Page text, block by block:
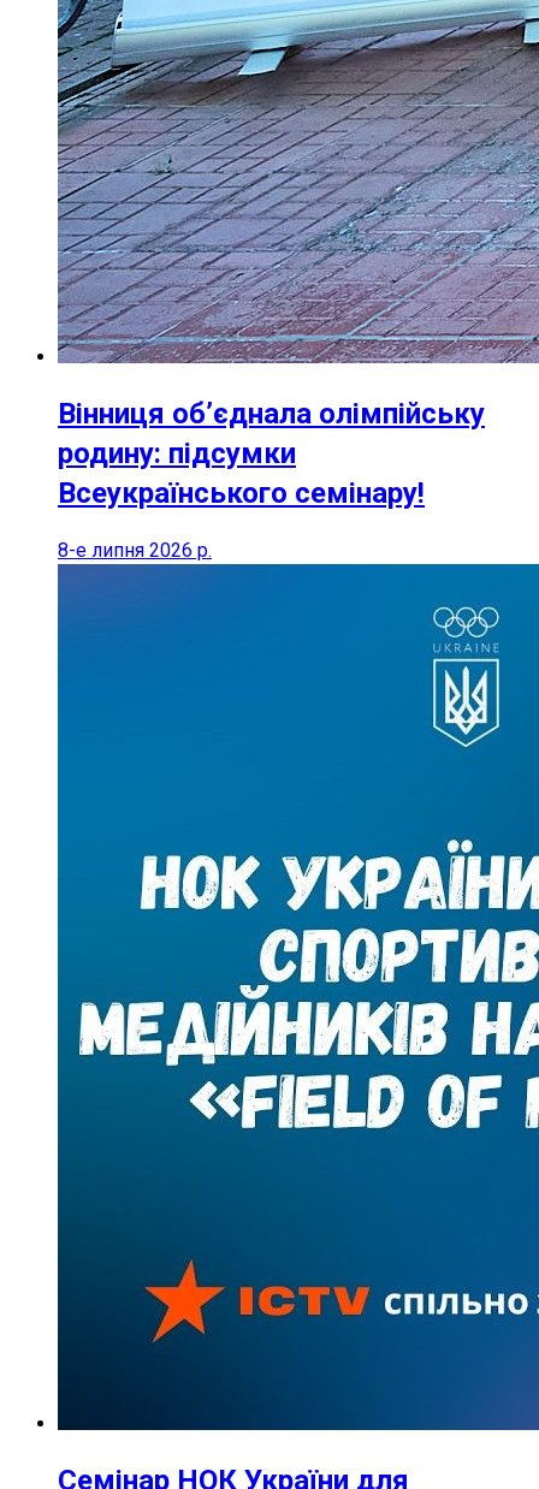
Вінниця об’єднала олімпійську
родину: підсумки
Всеукраїнського семінару!
8-е липня 2026 р.
Семінар НОК України для